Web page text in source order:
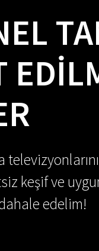
keşif ve
edelim!